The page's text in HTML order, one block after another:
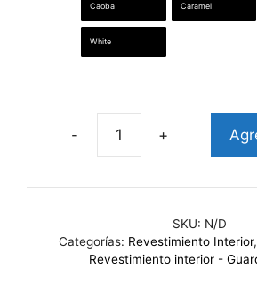
Caoba Caramel
White
Guarda
cantidad
SKU: N/D
Categorías: Revestimiento Interior,
Revestimiento interior -